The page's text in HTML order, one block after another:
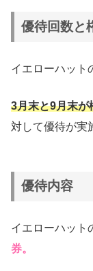
優待回数と
イエローハット
3月末と9月末が
対して優待が実
優待内容
イエローハット
券。